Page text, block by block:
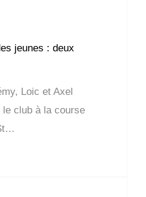
jeunes : deux
Loic et Axel
le club à la course